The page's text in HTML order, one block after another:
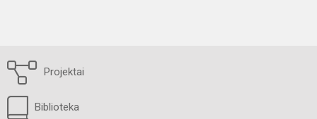
Projektai
Biblioteka